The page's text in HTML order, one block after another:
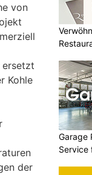
von
ersetzt
Kohle
der
Garage
Service